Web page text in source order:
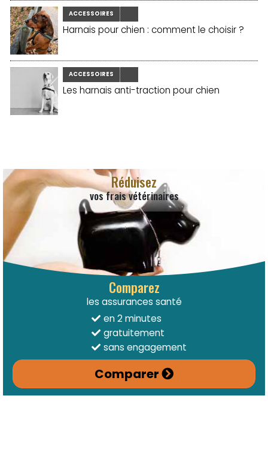
ACCESSOIRES
Harnais pour chien : comment le choisir ?
ACCESSOIRES
Les harnais anti-traction pour chien
Réduisez
vos frais vétérinaires
Comparez
les assurances santé
en 2 minutes
gratuitement
sans engagement
Comparer